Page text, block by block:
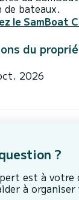
bateaux.
le SamBoat
du
2026
?
est à
à